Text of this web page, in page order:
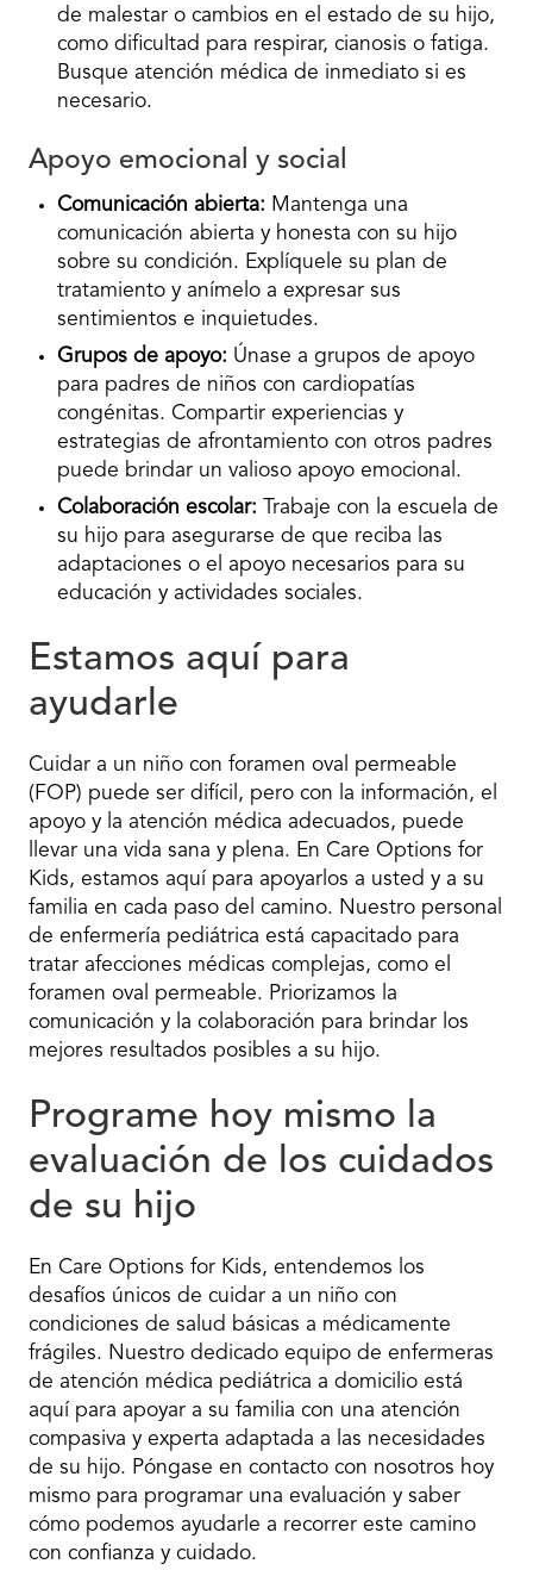
de malestar o cambios en el estado de su hijo,
como dificultad para respirar, cianosis o fatiga.
Busque atención médica de inmediato si es
necesario.
Apoyo emocional y social
Comunicación abierta: Mantenga una
comunicación abierta y honesta con su hijo
sobre su condición. Explíquele su plan de
tratamiento y anímelo a expresar sus
sentimientos e inquietudes.
Grupos de apoyo: Únase a grupos de apoyo
para padres de niños con cardiopatías
congénitas. Compartir experiencias y
estrategias de afrontamiento con otros padres
puede brindar un valioso apoyo emocional.
Colaboración escolar: Trabaje con la escuela de
su hijo para asegurarse de que reciba las
adaptaciones o el apoyo necesarios para su
educación y actividades sociales.
Estamos aquí para
ayudarle
Cuidar a un niño con foramen oval permeable
(FOP) puede ser difícil, pero con la información, el
apoyo y la atención médica adecuados, puede
llevar una vida sana y plena. En Care Options for
Kids, estamos aquí para apoyarlos a usted y a su
familia en cada paso del camino. Nuestro personal
de enfermería pediátrica está capacitado para
tratar afecciones médicas complejas, como el
foramen oval permeable. Priorizamos la
comunicación y la colaboración para brindar los
mejores resultados posibles a su hijo.
Programe hoy mismo la
evaluación de los cuidados
de su hijo
En Care Options for Kids, entendemos los
desafíos únicos de cuidar a un niño con
condiciones de salud básicas a médicamente
frágiles. Nuestro dedicado equipo de enfermeras
de atención médica pediátrica a domicilio está
aquí para apoyar a su familia con una atención
compasiva y experta adaptada a las necesidades
de su hijo. Póngase en contacto con nosotros hoy
mismo para programar una evaluación y saber
cómo podemos ayudarle a recorrer este camino
con confianza y cuidado.